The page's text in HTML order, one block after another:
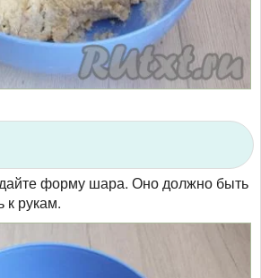
форму шара. Оно должно быть
к рукам.